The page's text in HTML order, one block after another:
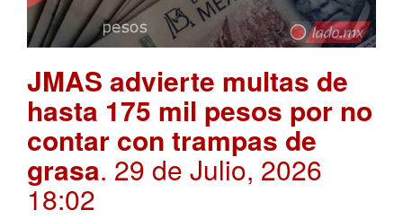
JMAS advierte multas de
hasta 175 mil pesos por no
contar con trampas de
grasa. 29 de Julio, 2026
18:02